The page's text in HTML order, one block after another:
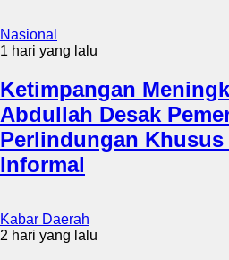
Nasional
1 hari yang lalu
Ketimpangan
Abdullah Desak
Perlindungan Khusus
Informal
Kabar Daerah
2 hari yang lalu